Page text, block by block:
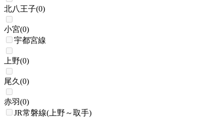
北八王子(0)
小宮(0)
宇都宮線
上野(0)
尾久 (0)
赤羽(0)
JR常磐線(上野～取手)